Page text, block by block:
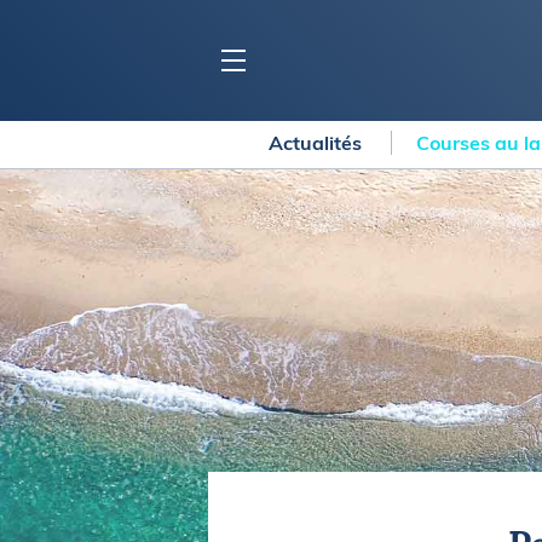
BLOC MARINE
Ports
Carnets de voyage
Collection Bloc Marine
Application Bloc Marine
Règlementation
BATEAUX
Actualités Courses au